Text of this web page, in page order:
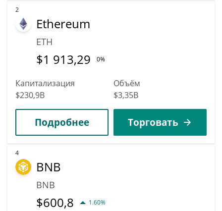
2
Ethereum
ETH
$1 913,29 0%
Капитализация
$230,9B
Объём
$3,35B
Подробнее Торговать
4
BNB
BNB
$600,8 1.60%